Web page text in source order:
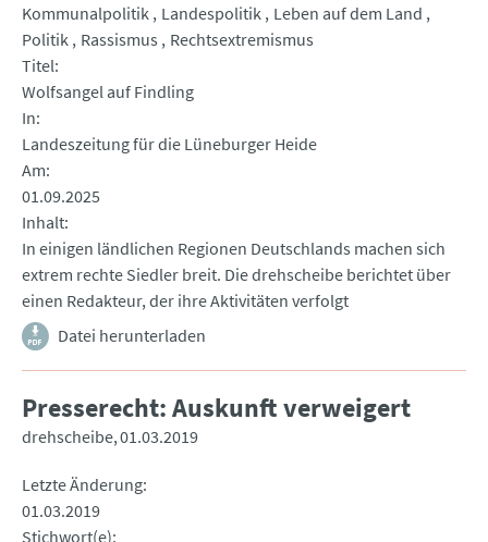
Kommunalpolitik Landespolitik Leben auf dem Land
Politik Rassismus
Rechtsextremismus
Titel
Wolfsangel auf Findling
In
Landeszeitung für die Lüneburger Heide
Am
01.09.2025
Inhalt
In einigen ländlichen Regionen Deutschlands machen sich
extrem rechte Siedler breit. Die drehscheibe berichtet über
einen Redakteur, der ihre Aktivitäten verfolgt
Datei herunterladen
Presserecht: Auskunft verweigert
drehscheibe 01.03.2019
Letzte Änderung
01.03.2019
Stichwort(e)